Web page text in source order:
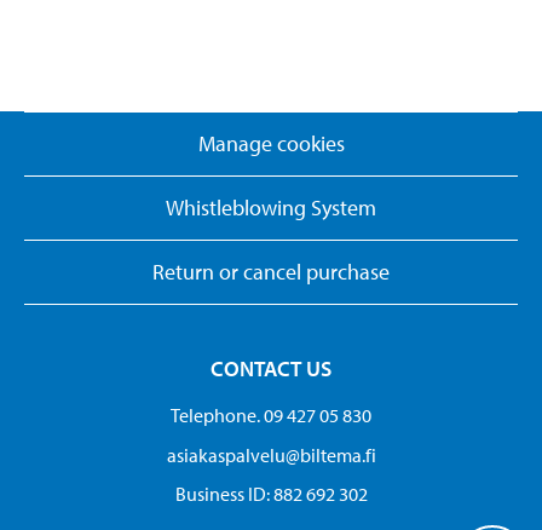
Manage cookies
Whistleblowing System
Return or cancel purchase
CONTACT US
Telephone. 09 427 05 830
asiakaspalvelu@biltema.fi
Business ID:​ 882 692 302